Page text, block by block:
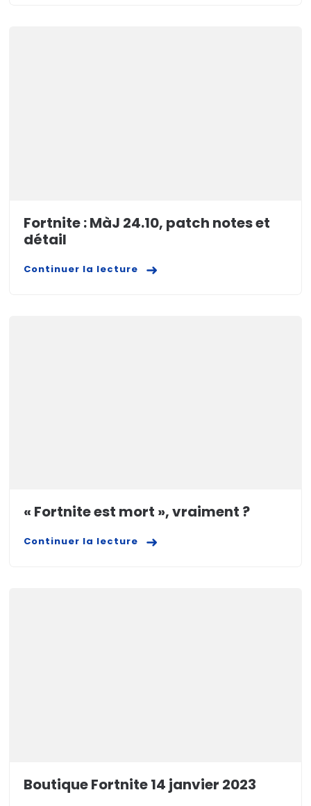
Fortnite : MàJ 24.10, patch notes et
détail
Continuer la lecture
« Fortnite est mort », vraiment ?
Continuer la lecture
Boutique Fortnite 14 janvier 2023